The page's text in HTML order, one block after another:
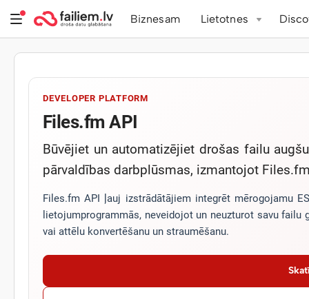
Biznesam Lietotnes
DEVELOPER PLATFORM
Files.fm API
Būvējiet un automatizējiet drošas failu
pārvaldības darbplūsmas, izmantojot
Files.fm API ļauj izstrādātājiem integrēt mērogojamu
lietojumprogrammās, neveidojot un neuzturot savu
vai attēlu konvertēšanu un straumēšanu.